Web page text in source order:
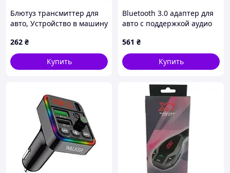
Блютуз трансмиттер для
авто, Устройство в машину
прикуриватель EI-92
262 ₴
Купить
Bluetooth 3.0 адаптер для
авто с поддержкой аудио
561 ₴
Купить